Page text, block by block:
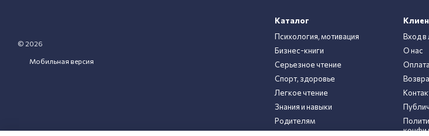
© 2026
Мобильная версия
Каталог
Психология, мотивация
Бизнес-книги
Серьезное чтение
Спорт, здоровье
Легкое чтение
Знания и навыки
Родителям
Вход в
О нас